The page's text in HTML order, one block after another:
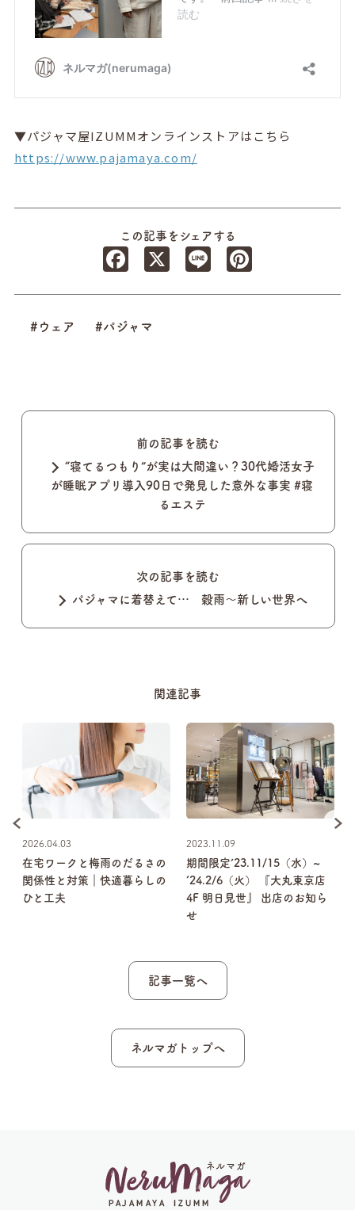
▼パジャマ屋IZUMMオンラインストアはこちら
https://www.pajamaya.com/
この記事をシェアする
Facebook
Line
#ウェア #パジャマ
前の記事を読む
“寝てるつもり”が実は大間違い？30代婚活女子
が睡眠アプリ導入90日で発見した意外な事実 #寝
るエステ
次の記事を読む
パジャマに着替えて… 穀雨～新しい世界へ
関連記事
2026.04.03
在宅ワークと梅雨のだるさの
関係性と対策｜快適暮らしの
ひと工夫
2023.11.09
期間限定’23.11/15（水）~
‘24.2/6（火） 『大丸東京店
4F 明日見世』 出店のお知ら
せ
記事一覧へ
ネルマガトップへ